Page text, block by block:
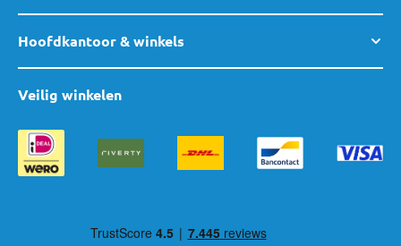
Hoofdkantoor & winkels
Veilig winkelen